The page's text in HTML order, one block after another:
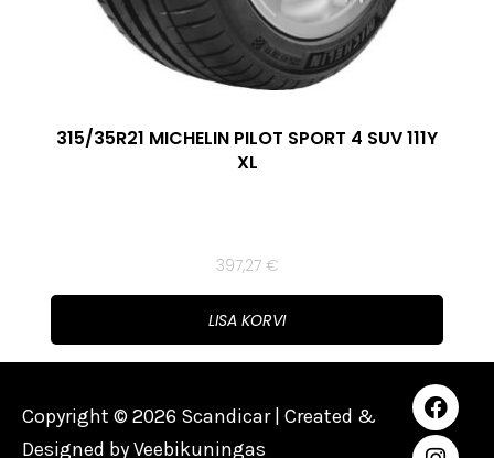
315/35R21 MICHELIN PILOT SPORT 4 SUV 111Y
XL
397,27 €
LISA KORVI
Copyright © 2026 Scandicar | Created &
Designed byVeebikuningas